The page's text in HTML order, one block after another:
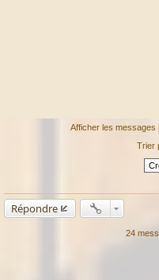
Afficher les messages
Trier
Répondre
24